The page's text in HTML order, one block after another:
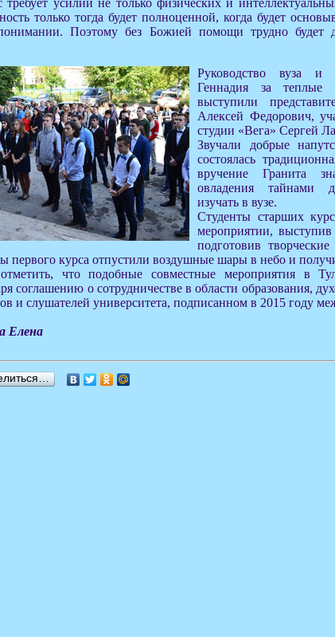
только тогда будет полноценной, когда будет
Поэтому без Божией помощи трудно будет
Руководство вуза и
Геннадия за теплые
выступили
Алексей Федорович,
студии «Вега» Сергей
Звучали добрые
состоялась
вручение Гранита
овладения тайнами
изучать в вузе.
Студенты старших
мероприятии,
подготовив
первого курса отпустили воздушные шары в небо и
что подобные совместные мероприятия в
соглашению о сотрудничестве в области образования,
и слушателей университета, подписанном в 2015 году
Елена